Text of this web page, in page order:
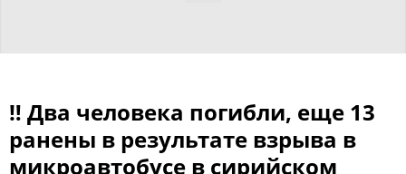
‼ Два человека погибли, еще 13
ранены в результате взрыва в
микроавтобусе в сирийском